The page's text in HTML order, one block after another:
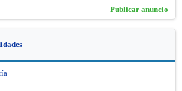
Publicar anuncio